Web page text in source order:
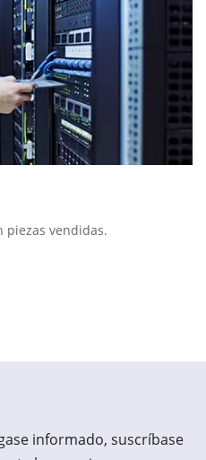
piezas vendidas.
informado, suscríbase